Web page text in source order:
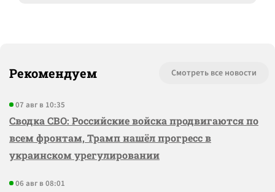
Рекомендуем Смотреть все новости
07 авг в 10:35
Сводка СВО: Российские войска продвигаются по
всем фронтам, Трамп нашёл прогресс в
украинском урегулировании
06 авг в 08:01